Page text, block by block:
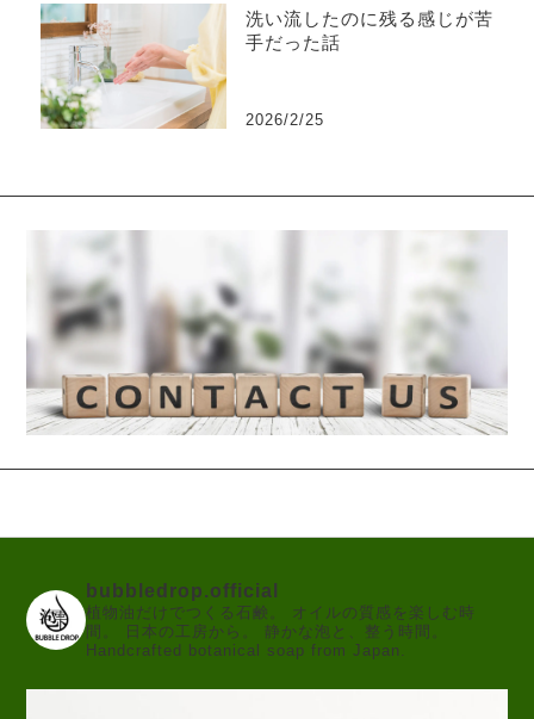
洗い流したのに残る感じが苦
手だった話
2026/2/25
bubbledrop.official
植物油だけでつくる石鹸。
オイルの質感を楽しむ時
間。
日本の工房から。
静かな泡と、整う時間。
Handcrafted botanical soap from Japan.